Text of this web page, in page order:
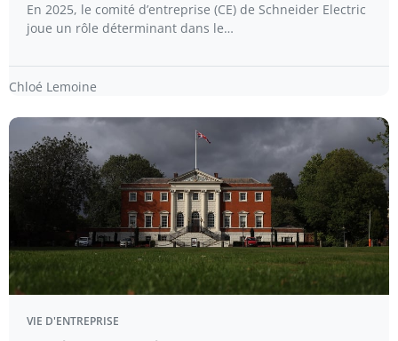
En 2025, le comité d’entreprise (CE) de Schneider Electric
joue un rôle déterminant dans le…
Chloé Lemoine
VIE D'ENTREPRISE